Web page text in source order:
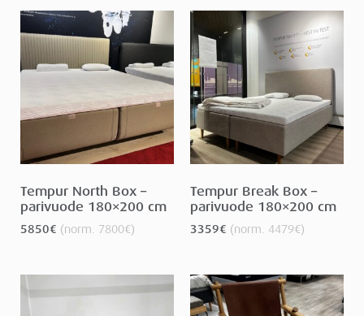
Tempur North Box –
parivuode 180×200 cm
5850€ (norm. 7800€)
Tempur Break Box –
parivuode 180×200 cm
3359€ (norm. 4479€)